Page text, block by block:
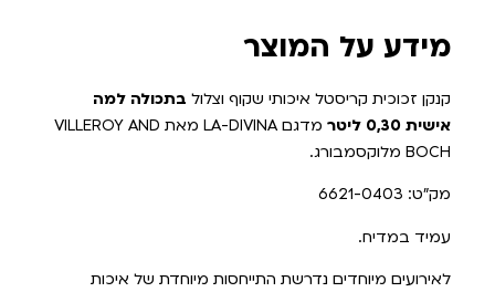
מידע על המוצר
קנקן זכוכית קריסטל איכותי שקוף וצלול בתכולה למה
אישית 0,30 ליטר
מדגם LA-DIVINA מאת VILLEROY AND
BOCH מלוקסמבורג.
מק"ט: 6621-0403
עמיד במדיח.
לאירועים מיוחדים נדרשת התייחסות מיוחדת של איכות